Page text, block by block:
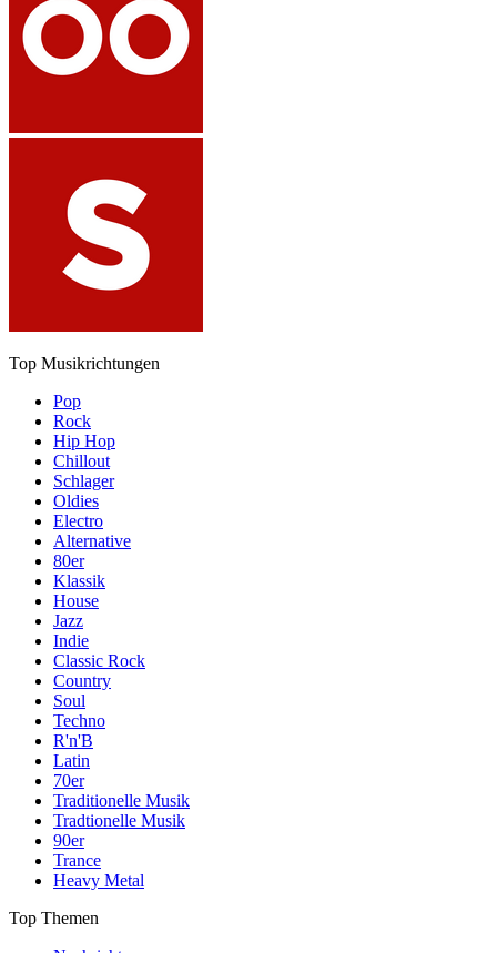
Top Musikrichtungen
Pop
Rock
Hip Hop
Chillout
Schlager
Oldies
Electro
Alternative
80er
Klassik
House
Jazz
Indie
Classic Rock
Country
Soul
Techno
R'n'B
Latin
70er
Traditionelle Musik
Tradtionelle Musik
90er
Trance
Heavy Metal
Top Themen